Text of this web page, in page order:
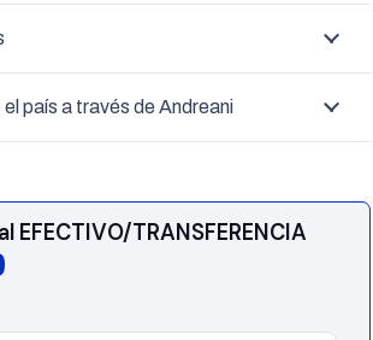
país a través de Andreani
EFECTIVO/TRANSFERENCIA